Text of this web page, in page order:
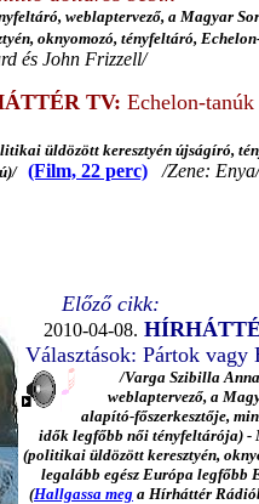
weblaptervező, a Magyar
oknyomozó, tényfeltáró,
és John Frizzell/
TV: Echelon-
üldözött keresztyén újságíró,
(Film, 22 perc) /Zene: Enya/
Előző cikk:
2010-04-08.
Választások: Pártok vagy
/Varga Szibilla
weblaptervező, a
alapító-főszerkesztője,
idők legfőbb női tényfeltárója) -
(politikai üldözött keresztyén,
legalább egész Európa legfőbb
(Hallgassa meg a Hírháttér